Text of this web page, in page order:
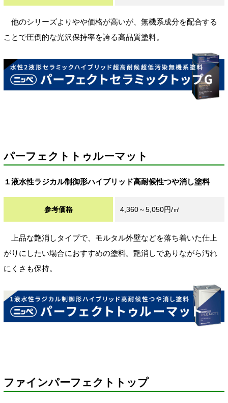
他のシリーズよりやや価格が高いが、無機系成分を配合する
ことで圧倒的な光沢保持率を誇る高品質塗料。
パーフェクトトゥルーマット
１液水性ラジカル制御形ハイブリッド高耐候性つや消し塗料
参考価格 4,360～5,050円/㎡
上品な艶消しタイプで、モルタル外壁などを落ち着いた仕上
がりにしたい場合におすすめの塗料。艶消しでありながら汚れ
にくさも保持。
ファインパーフェクトトップ